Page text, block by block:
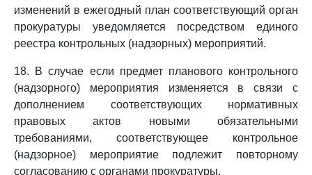
изменений в ежегодный план соответствующий орган
прокуратуры уведомляется посредством единого
реестра контрольных (надзорных) мероприятий.
18. В случае если предмет планового контрольного
(надзорного) мероприятия изменяется в связи с
дополнением соответствующих нормативных
правовых актов новыми обязательными
требованиями, соответствующее контрольное
(надзорное) мероприятие подлежит повторному
согласованию с органами прокуратуры.